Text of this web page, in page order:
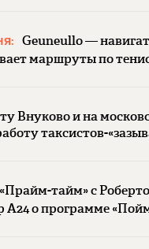
Geuneullo —
маршруты по
Внуково и на
таксистов-
«Прайм-тайм» с
о программе